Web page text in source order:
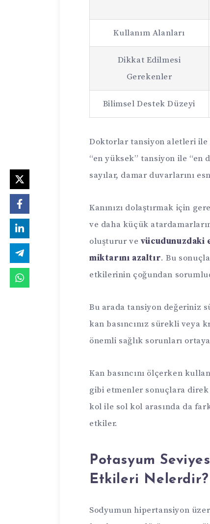
Kullanım Alanları
Dikkat Edilmesi
Gerekenler
Bilimsel Destek Düzeyi
Doktorlar tansiyon aletleri ile
“en yüksek” tansiyon ile “en
sayılar, damar duvarlarını
Kanınızı dolaştırmak için
ve daha küçük
oluşturur ve vücudunuzdaki
miktarını azaltır. Bu
etkilerinin çoğundan
Bu arada tansiyon değeriniz
kan basıncınız sürekli veya
önemli sağlık sorunları
Kan basıncını ölçerken
gibi etmenler sonuçlara direk
kol ile sol kol arasında da
etkiler.
Potasyum
Etkileri Nelerdir?
Sodyumun hipertansiyon